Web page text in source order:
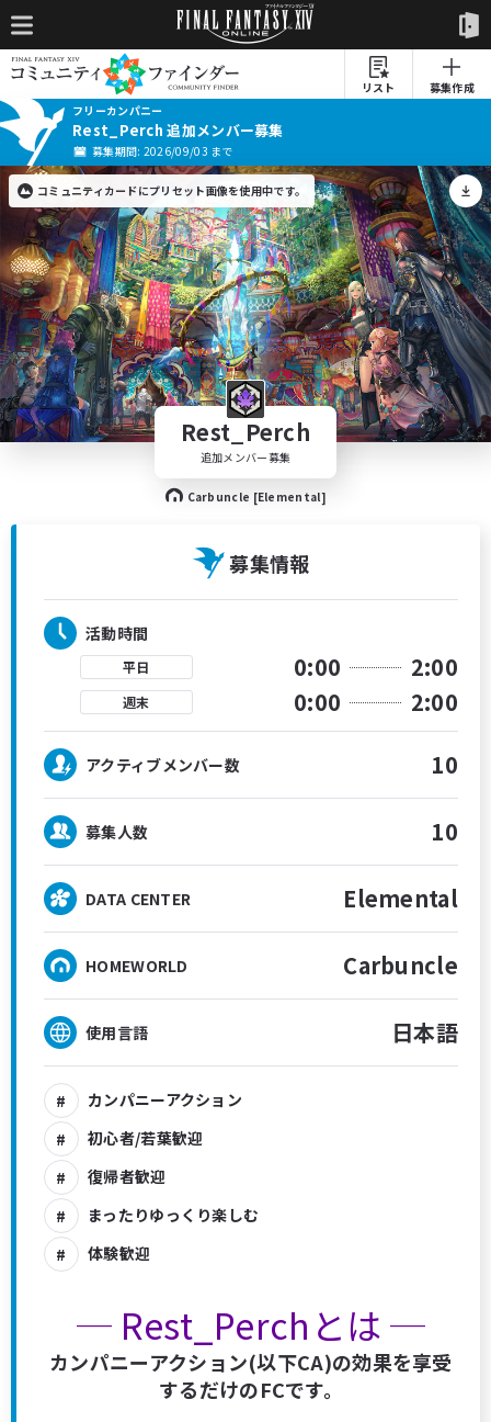
リスト
募集作成
フリーカンパニー
Rest_Perch 追加メンバー募集
募集期間: 2026/09/03 まで
Rest_Perch
追加メンバー募集
Carbuncle [Elemental]
コミュニティカードにプリセット画像を使用中です。
募集情報
活動時間
平日 0:00 2:00
週末 0:00 2:00
アクティブメンバー数 10
募集人数 10
DATA CENTER Elemental
HOMEWORLD Carbuncle
使用言語 日本語
カンパニーアクション
初心者/若葉歓迎
復帰者歓迎
まったりゆっくり楽しむ
体験歓迎
─ Rest_Perchとは ─
カンパニーアクション(以下CA)の効果を享受
するだけのFCです。